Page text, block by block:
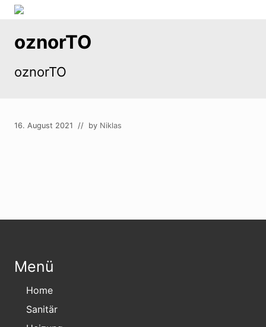
Menu
Skip
right
navigation
Zum
springen
Zur
springen
oznorTO
oznorTO
16. August 2021 // by Niklas
Menü
Home
Sanitär